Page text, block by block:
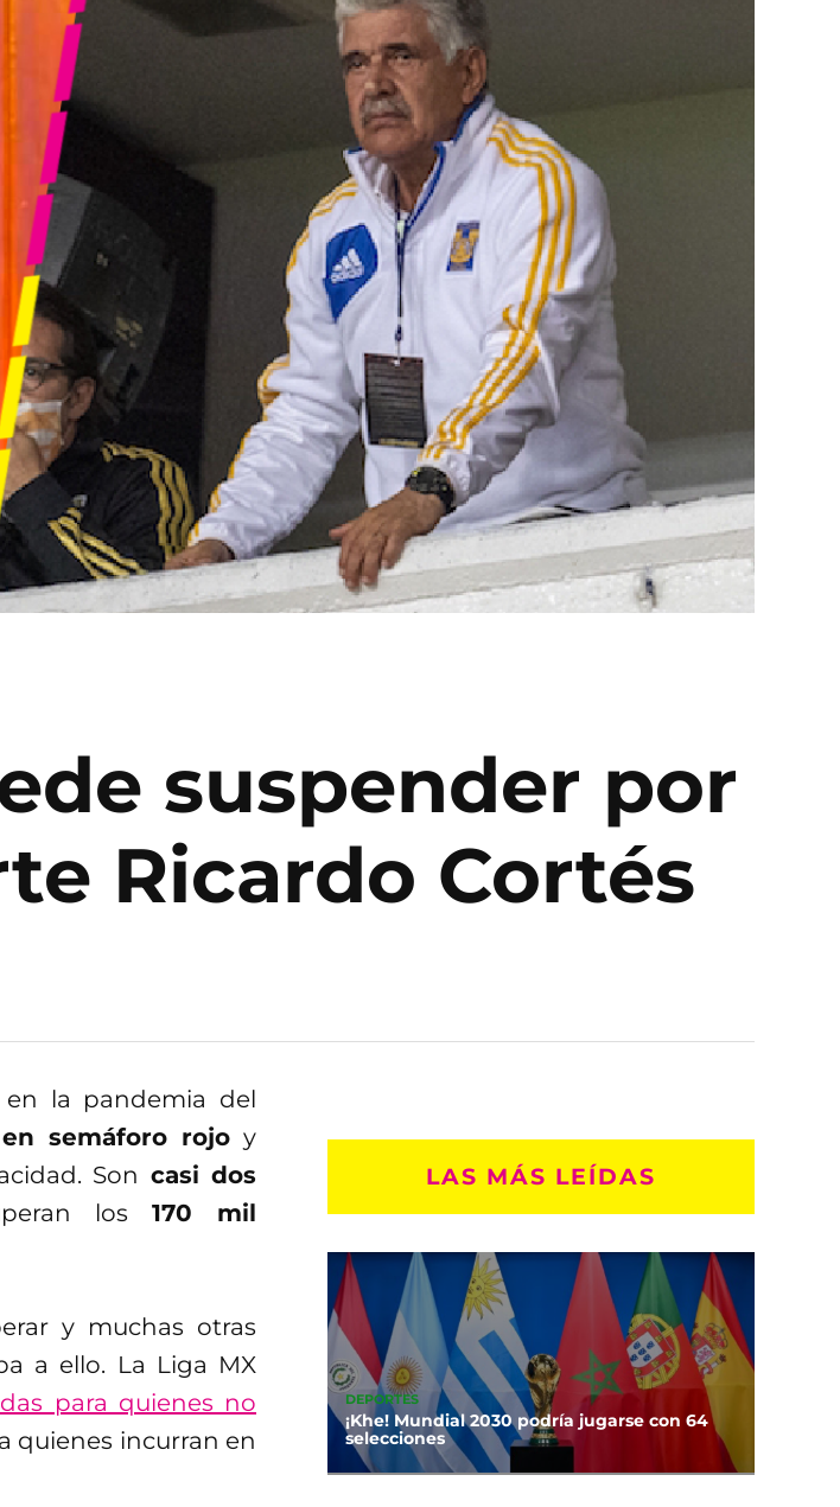
suspender por
Ricardo Cortés
la pandemia del
semáforo rojo y
Son casi dos
los 170 mil
y muchas otras
a ello. La Liga MX
para quienes no
quienes incurran en
LAS MÁS LEÍDAS
DEPORTES
¡Khe! Mundial 2030 podría jugarse con 64
selecciones